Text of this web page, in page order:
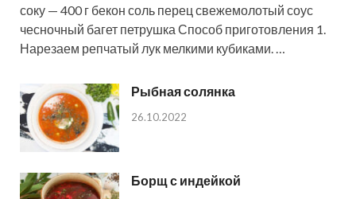
соку — 400 г бекон соль перец свежемолотый соус
чесночный багет петрушка Способ приготовления 1.
Нарезаем репчатый лук мелкими кубиками. …
Рыбная солянка
26.10.2022
Борщ с индейкой